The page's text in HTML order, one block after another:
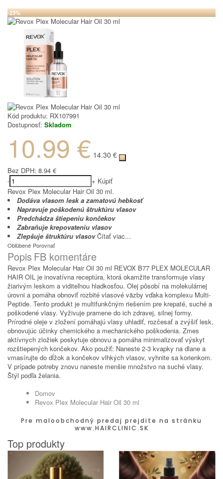
-23%
Kód produktu: RX107991
Dostupnosť: Skladom
10.99 € 14.30 €
Bez DPH: 8.94 €
-
+ Kúpiť
Revox Plex Molecular Hair Oil 30 ml.
Dodáva vlasom lesk a zamatovú hebkosť
Napravuje poškodenú štruktúru vlasov
Predchádza štiepeniu končekov
Zabraňuje krepovateniu vlasov
Zlepšuje štruktúru vlasov Čítať viac...
Obľúbené Porovnať
Popis FB komentáre
Revox Plex Molecular Hair Oil 30 ml REVOX B77 PLEX MOLECULAR
HAIR OIL je inovatívna receptúra, ktorá okamžite transformuje vlasy
žiarivým leskom a viditeľnou hladkosťou. Olej pôsobí na molekulárnej
úrovni a pomáha obnoviť rozbité vlasové väzby vďaka komplexu Multi-
Peptide. Tento produkt je multifunkčným riešením pre krepaté, suché a
poškodené vlasy. Vyživuje pramene do ich zdravej, silnej formy.
Prírodné oleje v zložení pomáhajú vlasy uhladiť, rozčesať a zvýšiť lesk,
obnovujúc účinky chemického a mechanického poškodenia. Zmes
aktívnych zložiek poskytuje obnovu a pomáha minimalizovať výskyt
rozštiepených končekov. Ako použiť: Naneste 2-3 kvapky na dlane a
vmasírujte do dĺžok a končekov vlhkých vlasov, vyhnite sa korienkom.
V prípade potreby znovu naneste menšie množstvo na suché vlasy.
Štýl podľa želania.
Domov
Revox Plex Molecular Hair Oil 30 ml
Pre maloobchodný predaj prejdite na stránku
www.HAIRCLINIC.SK
Top produkty